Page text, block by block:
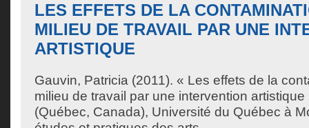
LES EFFETS DE LA
MILIEU DE TRAVAIL PAR UNE
ARTISTIQUE
Gauvin, Patricia (2011). « Les effets de la
milieu de travail par une intervention
(Québec, Canada), Université du Québec à